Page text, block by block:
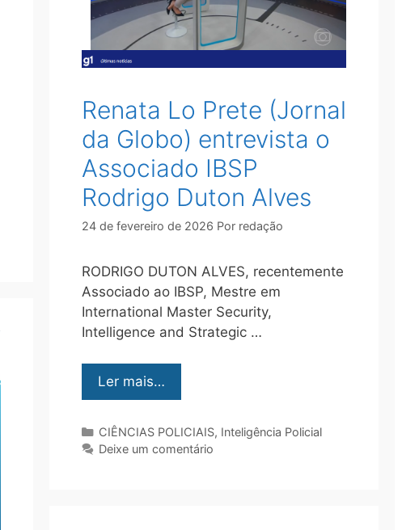
Renata Lo Prete (Jornal
da Globo) entrevista o
Associado IBSP
Rodrigo Duton Alves
24 de fevereiro de 2026 Por redação
RODRIGO DUTON ALVES, recentemente
Associado ao IBSP, Mestre em
International Master Security,
Intelligence and Strategic …
Ler mais…
CIÊNCIAS POLICIAIS, Inteligência Policial
Deixe um comentário